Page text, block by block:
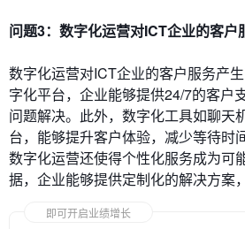
问题3：数字化运营对ICT企业的客户
数字化运营对ICT企业的客户服务产
字化平台，企业能够提供24/7的客户
问题解决。此外，数字化工具如聊天
台，能够提升客户体验，减少等待时
数字化运营还使得个性化服务成为可
据，企业能够提供定制化的解决方案
即可开启业绩增长